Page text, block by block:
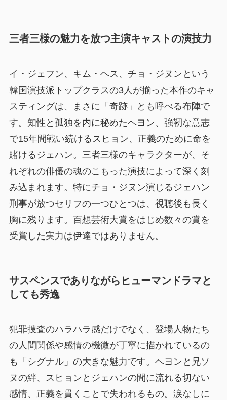
三者三様の魅力を放つ主演キャストの演技力
イ・ジェフン、キム・ヘス、チョ・ジヌンという
韓国演技派トップクラスの3人が揃った本作のキャ
スティングは、まさに「奇跡」とも呼べる布陣で
す。知性と孤独を内に秘めたヘヨン、強靭な意志
で15年間戦い続けるスヒョン、正義のために命を
賭けるジェハン。三者三様のキャラクターが、そ
れぞれの俳優の魂のこもった演技によって深く刻
み込まれます。特にチョ・ジヌン演じるジェハン
刑事が放つセリフの一つひとつは、視聴後も長く
胸に残ります。百想芸術大賞をはじめ数々の賞を
受賞した実力は伊達ではありません。
サスペンスでありながらヒューマンドラマと
しても秀逸
犯罪捜査のハラハラ感だけでなく、登場人物たち
の人間関係や感情の機微が丁寧に描かれているの
も「シグナル」の大きな魅力です。ヘヨンと兄ソ
ヌの絆、スヒョンとジェハンの間に流れる切ない
感情、正義を貫くことで失われるもの。涙なしに